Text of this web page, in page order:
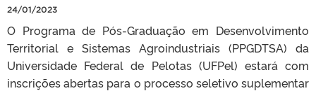
24/01/2023
O Programa de Pós-Graduação em Desenvolvimento
Territorial e Sistemas Agroindustriais (PPGDTSA) da
Universidade Federal de Pelotas (UFPel) estará com
inscrições abertas para o processo seletivo suplementar